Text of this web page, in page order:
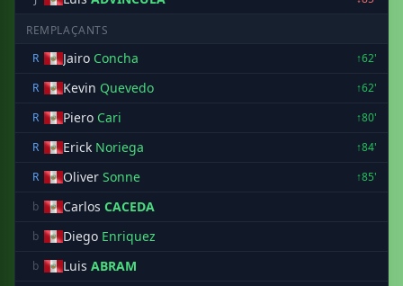
REMPLAÇANTS
R
Jairo Concha
↑62'
R
Kevin Quevedo
↑62'
R
Piero Cari
↑80'
R
Erick Noriega
↑84'
R
Oliver Sonne
↑85'
b
Carlos CACEDA
b Diego Enriquez
b Luis ABRAM